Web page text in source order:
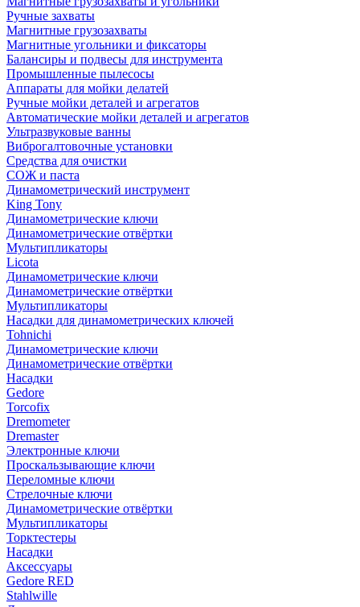
Ручные захваты
Магнитные грузозахваты
Магнитные угольники и фиксаторы
Балансиры и подвесы для инструмента
Промышленные пылесосы
Аппараты для мойки делатей
Ручные мойки деталей и агрегатов
Автоматические мойки деталей и агрегатов
Ультразвуковые ванны
Виброгалтовочные установки
Средства для очистки
СОЖ и паста
Динамометрический инструмент
King Tony
Динамометрические ключи
Динамометрические отвёртки
Мультипликаторы
Licota
Динамометрические ключи
Динамометрические отвёртки
Мультипликаторы
Насадки для динамометрических ключей
Tohnichi
Динамометрические ключи
Динамометрические отвёртки
Насадки
Gedore
Torcofix
Dremometer
Dremaster
Электронные ключи
Проскальзывающие ключи
Переломные ключи
Стрелочные ключи
Динамометрические отвёртки
Мультипликаторы
Торктестеры
Насадки
Аксессуары
Gedore RED
Stahlwille